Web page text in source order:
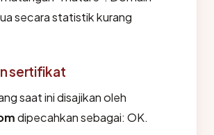
secara statistik kurang
sertifikat
saat ini disajikan oleh
dipecahkan sebagai: OK.